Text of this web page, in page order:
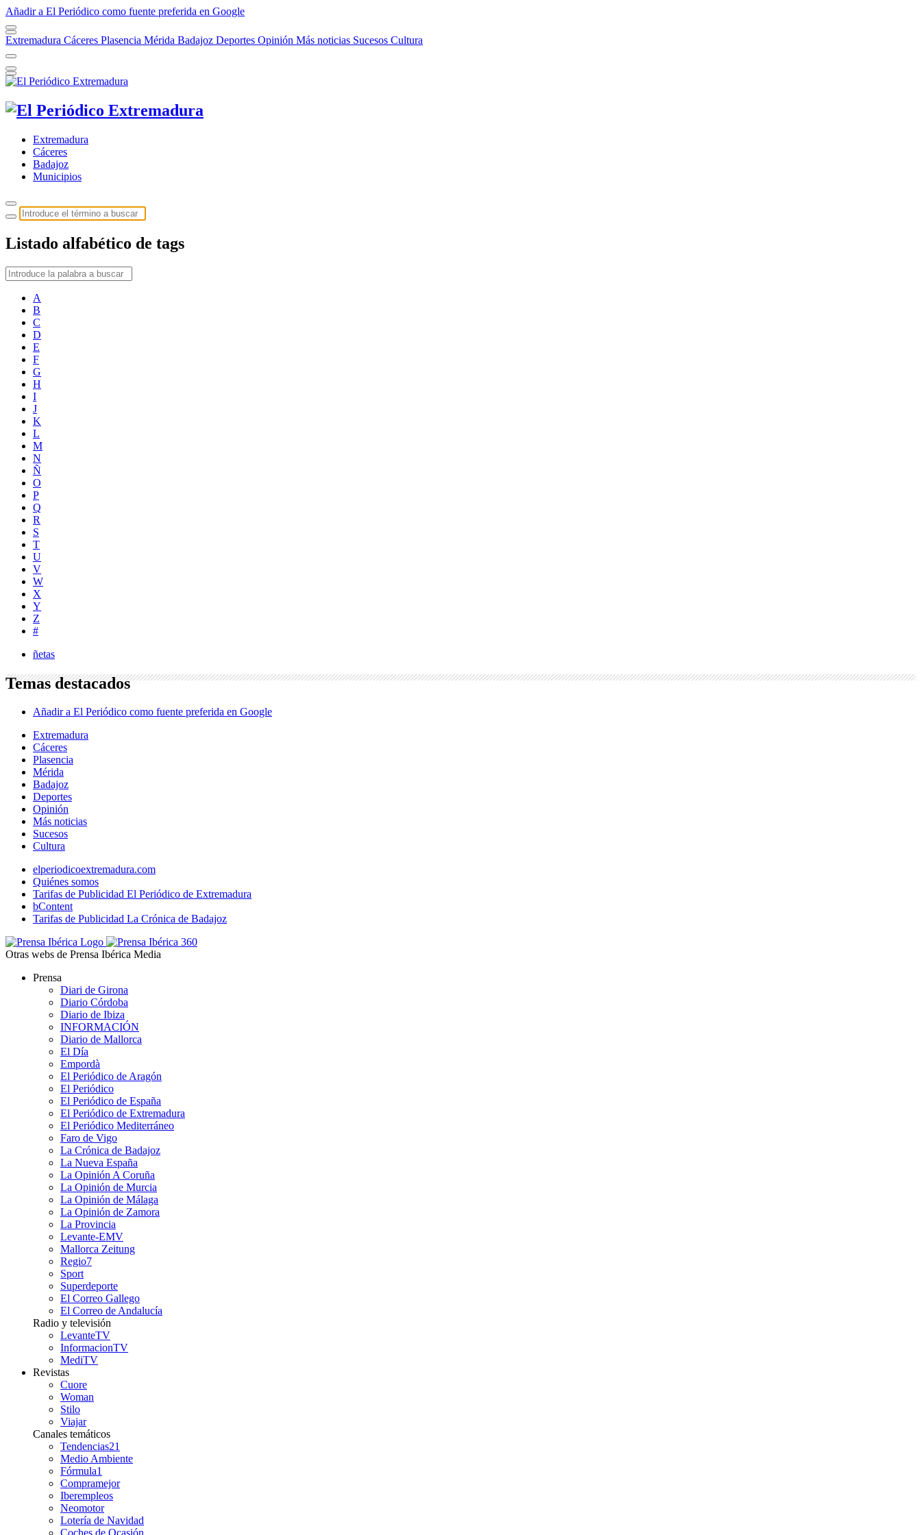
Añadir a El Periódico como fuente preferida en Google
Extremadura Cáceres Plasencia Mérida Badajoz Deportes Opinión Más noticias Sucesos Cultura
Extremadura
Cáceres
Badajoz
Municipios
Listado alfabético de tags
A
B
C
D
E
F
G
H
I
J
K
L
M
N
Ñ
O
P
Q
R
S
T
U
V
W
X
Y
Z
#
ñetas
Temas destacados
Añadir a El Periódico como fuente preferida en Google
Extremadura
Cáceres
Plasencia
Mérida
Badajoz
Deportes
Opinión
Más noticias
Sucesos
Cultura
elperiodicoextremadura.com
Quiénes somos
Tarifas de Publicidad El Periódico de Extremadura
bContent
Tarifas de Publicidad La Crónica de Badajoz
Otras webs de Prensa Ibérica Media
Prensa
Diari de Girona
Diario Córdoba
Diario de Ibiza
INFORMACIÓN
Diario de Mallorca
El Día
Empordà
El Periódico de Aragón
El Periódico
El Periódico de España
El Periódico de Extremadura
El Periódico Mediterráneo
Faro de Vigo
La Crónica de Badajoz
La Nueva España
La Opinión A Coruña
La Opinión de Murcia
La Opinión de Málaga
La Opinión de Zamora
La Provincia
Levante-EMV
Mallorca Zeitung
Regio7
Sport
Superdeporte
El Correo Gallego
El Correo de Andalucía
Radio y televisión
LevanteTV
InformacionTV
MediTV
Revistas
Cuore
Woman
Stilo
Viajar
Canales temáticos
Tendencias21
Medio Ambiente
Fórmula1
Compramejor
Iberempleos
Neomotor
Lotería de Navidad